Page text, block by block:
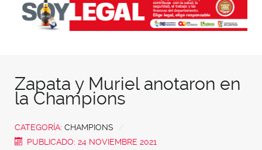
Zapata y Muriel anotaron en
la Champions
CATEGORÍA: CHAMPIONS
PUBLICADO: 24 NOVIEMBRE 2021